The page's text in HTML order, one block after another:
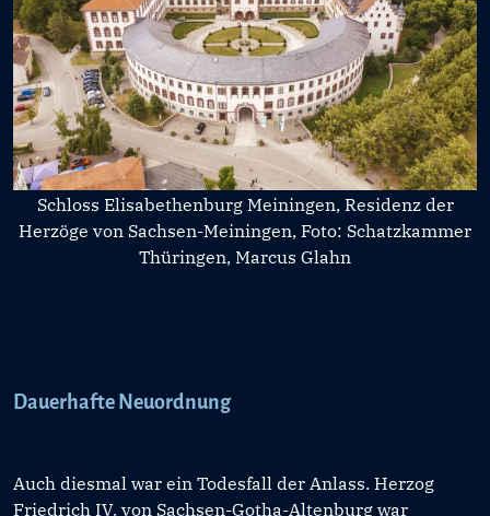
Schloss Elisabethenburg Meiningen, Residenz der
Herzöge von Sachsen-Meiningen, Foto: Schatzkammer
Thüringen, Marcus Glahn
Dauerhafte Neuordnung
Auch diesmal war ein Todesfall der Anlass. Herzog
Friedrich IV. von Sachsen-Gotha-Altenburg war